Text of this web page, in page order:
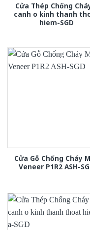
Cửa Thép Chống
canh o kinh thanh
hiem-SGD
Cửa Gỗ Chống Cháy
Veneer P1R2 ASH-